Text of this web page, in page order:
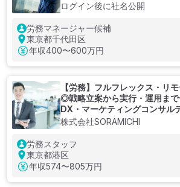
ログイン後に社名公開
労務マネージャー候補
東京都千代田区
年収400〜600万円
【労務】フルフレックス・リ
◎戦略立案から実行・運用ま
DX・マーケティングコンサル
株式会社SORAMICHI
労務スタッフ
東京都港区
年収574〜805万円